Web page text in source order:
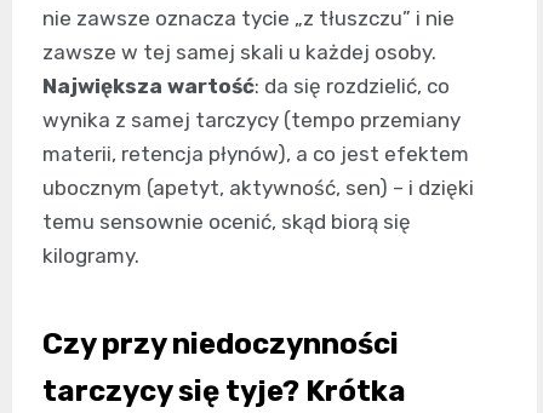
nie zawsze oznacza tycie „z tłuszczu” i nie
zawsze w tej samej skali u każdej osoby.
Największa wartość: da się rozdzielić, co
wynika z samej tarczycy (tempo przemiany
materii, retencja płynów), a co jest efektem
ubocznym (apetyt, aktywność, sen) – i dzięki
temu sensownie ocenić, skąd biorą się
kilogramy.
Czy przy niedoczynności
tarczycy się tyje? Krótka